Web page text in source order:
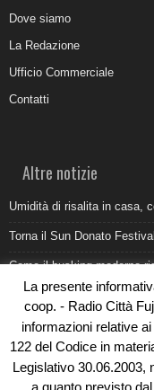
Dove siamo
La Redazione
Ufficio Commerciale
Contatti
Altre notizie
Umidità di risalita in casa,
Torna il Sun Donato
Come il busking moderno
Saldi estivi Michele
da non perdere
“Aho!” Un Atto di
2026
La presente
coop. - Radio Città
informazioni relative
122 del Codice in
Legislativo 30.06.2003,